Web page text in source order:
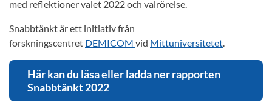
med reflektioner valet 2022 och valrörelse.
Snabbtänkt är ett initiativ från
forskningscentret DEMICOM vid Mittuniversitetet.
Här kan du läsa eller ladda ner rapporten
Snabbtänkt 2022